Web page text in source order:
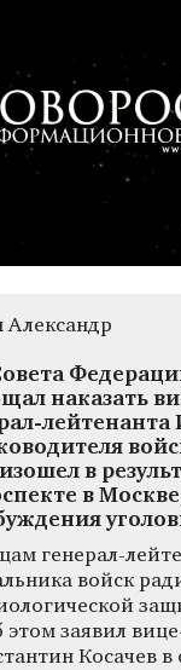
Александр
наказать
лейтенанта
в
в
генерал-
войск
заявил
Косачев в